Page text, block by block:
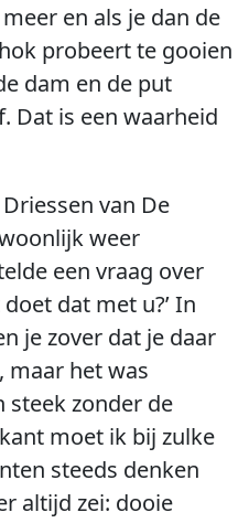
en als je dan de
probeert te gooien
dam en de put
Dat is een waarheid
van De
weer
een vraag over
dat met u?’ In
je zover dat je daar
het was
steek zonder de
moet ik bij zulke
steeds denken
altijd zei: dooie